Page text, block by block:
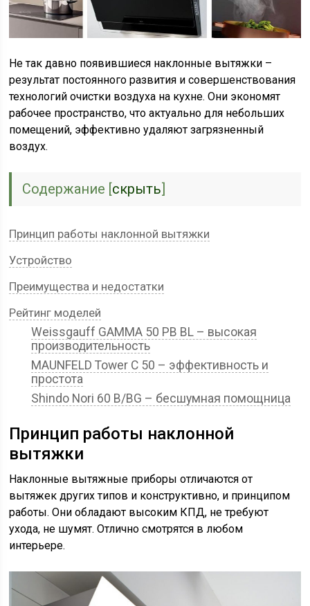
Не так давно появившиеся наклонные вытяжки –
результат постоянного развития и совершенствования
технологий очистки воздуха на кухне. Они экономят
рабочее пространство, что актуально для небольших
помещений, эффективно удаляют загрязненный
воздух.
Содержание скрыть
Принцип работы наклонной вытяжки
Устройство
Преимущества и недостатки
Рейтинг моделей
Weissgauff GAMMA 50 PB BL – высокая
производительность
MAUNFELD Tower C 50 – эффективность и
простота
Shindo Nori 60 B/BG – бесшумная помощница
Принцип работы наклонной
вытяжки
Наклонные вытяжные приборы отличаются от
вытяжек других типов и конструктивно, и принципом
работы. Они обладают высоким КПД, не требуют
ухода, не шумят. Отлично смотрятся в любом
интерьере.